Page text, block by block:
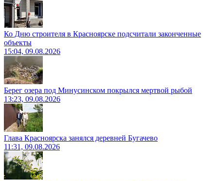
Ко Дню строителя в Красноярске подсчитали законченные
объекты
15:04, 09.08.2026
Берег озера под Минусинском покрылся мертвой рыбой
13:23, 09.08.2026
Глава Красноярска занялся деревней Бугачево
11:31, 09.08.2026